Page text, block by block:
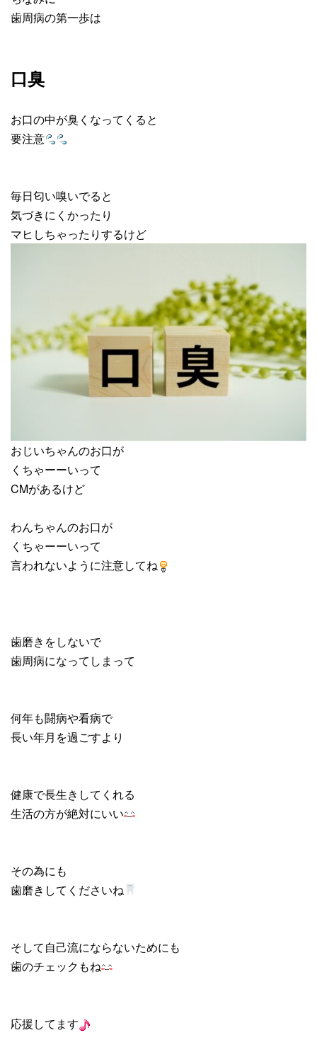
歯周病の第一歩は
口臭
お口の中が臭くなってくると
要注意
毎日匂い嗅いでると
気づきにくかったり
マヒしちゃったりするけど
おじいちゃんのお口が
くちゃーーいって
CMがあるけど
わんちゃんのお口が
くちゃーーいって
言われないように注意してね
歯磨きをしないで
歯周病になってしまって
何年も闘病や看病で
長い年月を過ごすより
健康で長生きしてくれる
生活の方が絶対にいい
その為にも
歯磨きしてくださいね
そして自己流にならないためにも
歯のチェックもね
応援してます